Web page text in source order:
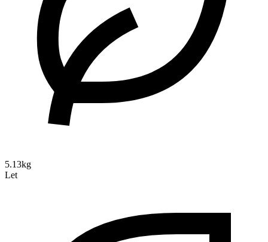
5.13kg
Let